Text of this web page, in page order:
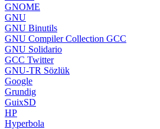
GNOME
GNU
GNU Binutils
GNU Compiler Collection GCC
GNU Solidario
GCC Twitter
GNU-TR Sözlük
Google
Grundig
GuixSD
HP
Hyperbola